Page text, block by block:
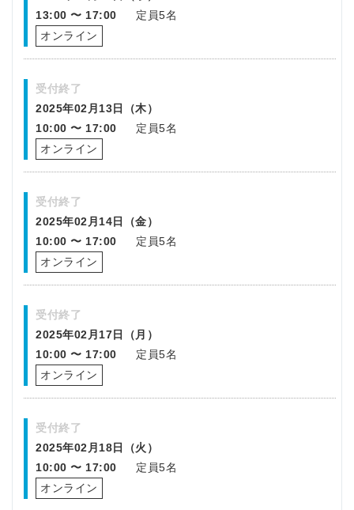
13:00 〜 17:00
定員5名
オンライン
2025年02月13日（木）
10:00 〜 17:00
定員5名
オンライン
受付終了
2025年02月14日（金）
10:00 〜 17:00
定員5名
オンライン
受付終了
2025年02月17日（月）
10:00 〜 17:00
定員5名
オンライン
受付終了
2025年02月18日（火）
10:00 〜 17:00
定員5名
オンライン
受付終了